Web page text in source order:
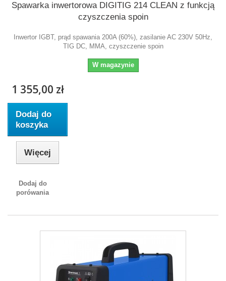
Spawarka inwertorowa DIGITIG 214 CLEAN z funkcją
czyszczenia spoin
Inwertor IGBT, prąd spawania 200A (60%), zasilanie AC 230V 50Hz,
TIG DC, MMA, czyszczenie spoin
W magazynie
1 355,00 zł
Dodaj do
koszyka
Więcej
Dodaj do
porówania